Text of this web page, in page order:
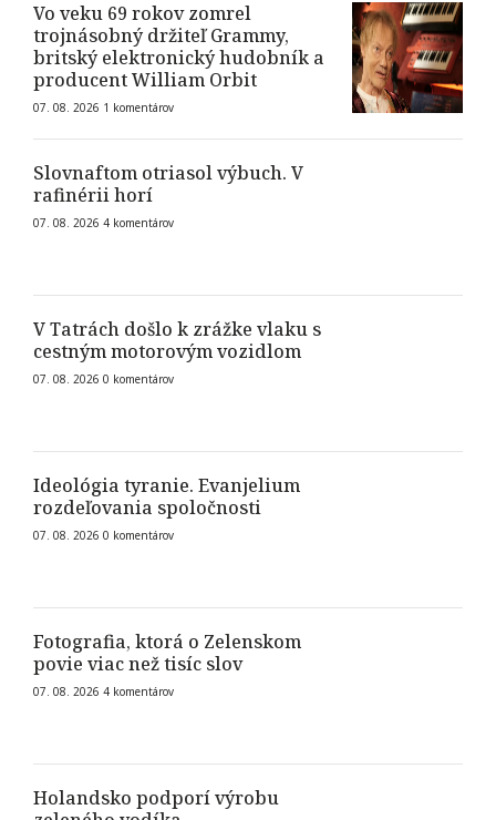
Vo veku 69 rokov zomrel
trojnásobný držiteľ Grammy,
britský elektronický hudobník a
producent William Orbit
07. 08. 2026 1 komentárov
Slovnaftom otriasol výbuch. V
rafinérii horí
07. 08. 2026 4 komentárov
V Tatrách došlo k zrážke vlaku s
cestným motorovým vozidlom
07. 08. 2026 0 komentárov
Ideológia tyranie. Evanjelium
rozdeľovania spoločnosti
07. 08. 2026 0 komentárov
Fotografia, ktorá o Zelenskom
povie viac než tisíc slov
07. 08. 2026 4 komentárov
Holandsko podporí výrobu